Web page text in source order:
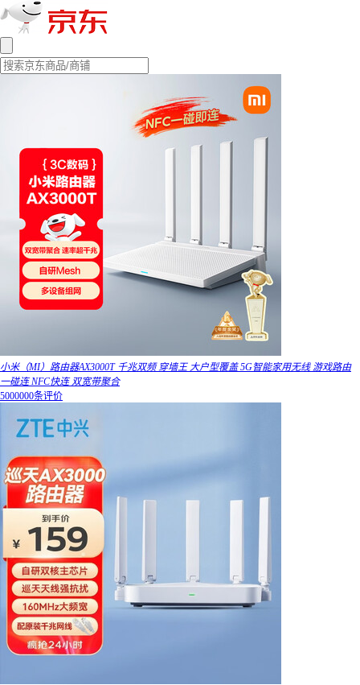
小米（MI）路由器AX3000T 千兆双频 穿墙王 大户型覆盖 5G智能家用无线 游戏路由
一碰连 NFC快连 双宽带聚合
5000000条评价